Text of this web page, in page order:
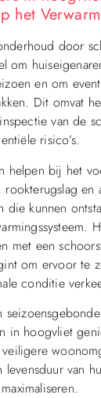
het
door
om
en om
Dit omvat
van de
risico’s.
helpen bij het
rookterugslag en
die kunnen
met een
om ervoor te
conditie
in hoogvliet
van